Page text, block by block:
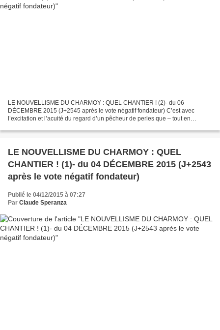
LE NOUVELLISME DU CHARMOY : QUEL CHANTIER ! (2)- du 06
DÉCEMBRE 2015 (J+2545 après le vote négatif fondateur) C’est avec
l’excitation et l’acuité du regard d’un pêcheur de perles que – tout en
LE NOUVELLISME DU CHARMOY : QUEL
CHANTIER ! (1)- du 04 DÉCEMBRE 2015 (J+2543
après le vote négatif fondateur)
Publié le 04/12/2015 à 07:27
Par Claude Speranza